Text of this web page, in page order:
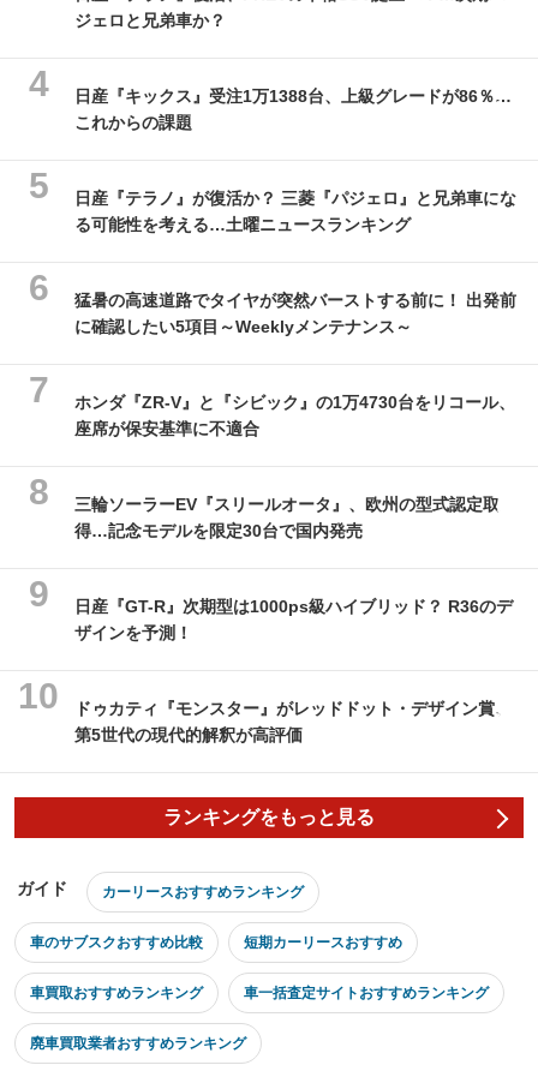
ジェロと兄弟車か？
日産『キックス』受注1万1388台、上級グレードが86％…
これからの課題
日産『テラノ』が復活か？ 三菱『パジェロ』と兄弟車にな
る可能性を考える…土曜ニュースランキング
猛暑の高速道路でタイヤが突然バーストする前に！ 出発前
に確認したい5項目～Weeklyメンテナンス～
ホンダ『ZR-V』と『シビック』の1万4730台をリコール、
座席が保安基準に不適合
三輪ソーラーEV『スリールオータ』、欧州の型式認定取
得…記念モデルを限定30台で国内発売
日産『GT-R』次期型は1000ps級ハイブリッド？ R36のデ
ザインを予測！
ドゥカティ『モンスター』がレッドドット・デザイン賞、
第5世代の現代的解釈が高評価
ランキングをもっと見る
ガイド カーリースおすすめランキング
車のサブスクおすすめ比較 短期カーリースおすすめ
車買取おすすめランキング 車一括査定サイトおすすめランキング
廃車買取業者おすすめランキング